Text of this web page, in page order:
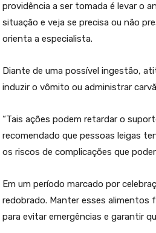
providência a ser tomada é levar o
situação e veja se precisa ou não
orienta a especialista.
Diante de uma possível ingestão,
induzir o vômito ou administrar
“Tais ações podem retardar o
recomendado que pessoas leigas
os riscos de complicações que
Em um período marcado por
redobrado. Manter esses alimentos
para evitar emergências e garantir